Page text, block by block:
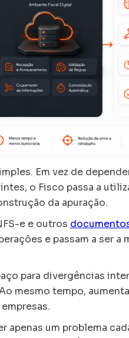
Em vez de
o Fisco passa a
da apuração.
e e outros
e passam a ser a
para divergências
mesmo tempo,
apenas um problema